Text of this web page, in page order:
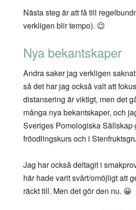
Nästa steg är att få till
verkligen blir tempo). 😉
Nya bekantskaper
Andra saker jag verkligen
så det har jag också valt att
distansering är viktigt, men det
många nya bekantskaper, och
Sveriges Pomologiska Sällskap
fröodlingskurs och i
Jag har också deltagit i
här hade varit svårt/omöjligt att
räckt till. Men det gör den nu. 😀